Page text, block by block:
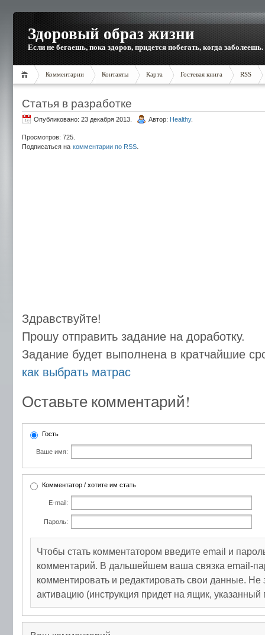
Здоровый образ жизни
Если не бегаешь, пока здоров, придется побегать, когда заболеешь.
Комментарии Контакты Карта Гостевая книга RSS
Статья в разработке
Опубликовано: 23 декабря 2013. Автор: Healthy.
Просмотров: 725.
Подписаться на комментарии по RSS.
Здравствуйте!
Прошу отправить задание на доработку.
Задание будет выполнена в кратчайшие
как выбрать матрас
Оставьте комментарий!
Гость
Ваше имя:
Комментатор / хотите им стать
E-mail:
Пароль:
Чтобы стать комментатором введите email и
комментарий. В дальшейшем ваша связка email-
комментировать и редактировать свои данные. Не
активацию (инструкция придет на ящик, указанный